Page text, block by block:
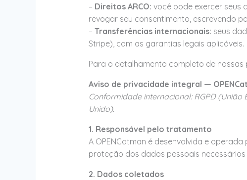
– Direitos ARCO: você pode exercer seus
revogar seu consentimento, escrevendo
– Transferências internacionais: seus
Stripe), com as garantias legais aplicáveis.
Para o detalhamento completo de nossas
Aviso de privacidade integral —
Conformidade internacional: RGPD (União
Unido).
1. Responsável pelo tratamento
A OPENCatman é desenvolvida e operada
proteção dos dados pessoais
2. Dados coletados